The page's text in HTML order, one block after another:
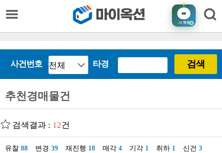
AI챗봇
사건번호 타경 검색
추천경매물건
검색결과 : 12건
유찰 88 변경 39 재진행 18 매각 4 기각 1 취하 1 신건 3